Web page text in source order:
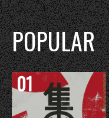
POPULAR